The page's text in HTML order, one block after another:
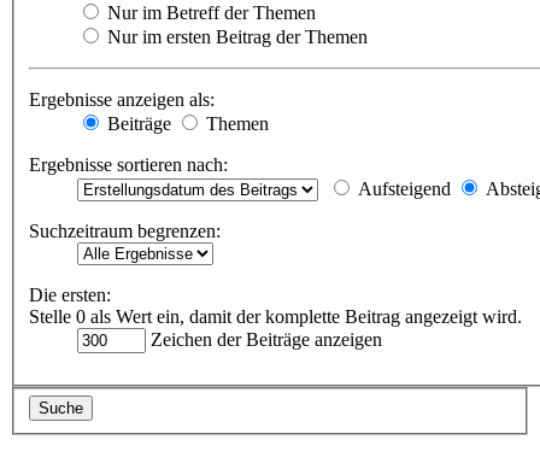
Nur im Betreff der Themen
Nur im ersten Beitrag der Themen
Ergebnisse anzeigen als:
Beiträge
Themen
Ergebnisse sortieren nach:
Aufsteigend
Suchzeitraum begrenzen:
Die ersten:
Stelle 0 als Wert ein, damit der komplette Beitrag angezeigt wird.
Zeichen der Beiträge anzeigen